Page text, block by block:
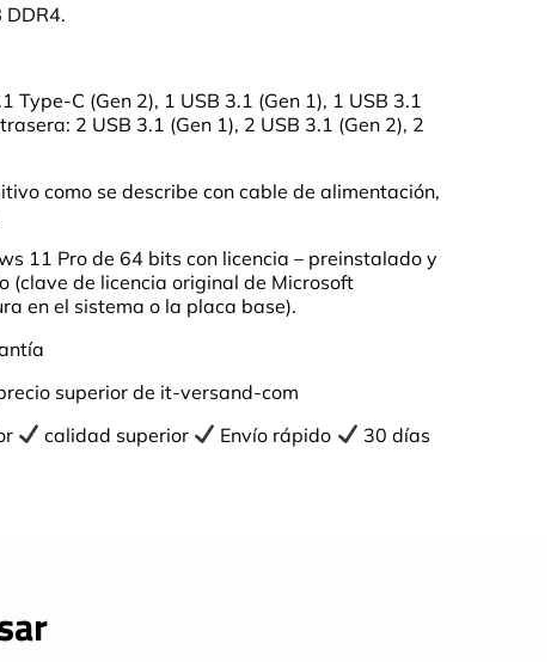
DDR4.
Type-C (Gen 2), 1 USB 3.1 (Gen 1), 1 USB 3.1
2 USB 3.1 (Gen 1), 2 USB 3.1 (Gen 2), 2
como se describe con cable de alimentación,
11 Pro de 64 bits con licencia – preinstalado y
(clave de licencia original de Microsoft
en el sistema o la placa base).
superior de it-versand-com
calidad superior Envío rápido
30 días